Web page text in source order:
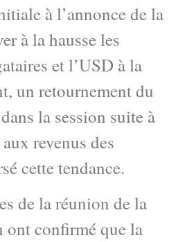
à l’annonce de la
à la hausse les
et l’USD à la
un retournement du
la session suite à
revenus des
cette tendance.
de la réunion de la
ont confirmé que la